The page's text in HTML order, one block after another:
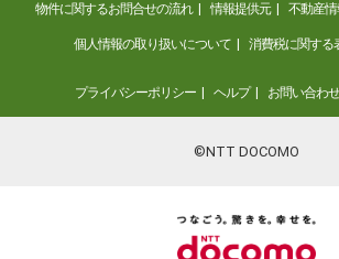
物件に関するお問合せの流れ 情報提供元 不動産
個人情報の取り扱いについて 消費税に関する
プライバシーポリシー ヘルプ お問い合わせ
©NTT DOCOMO